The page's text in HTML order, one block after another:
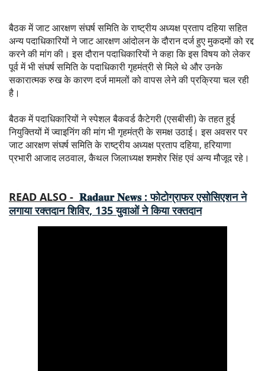
बैठक में जाट आरक्षण संघर्ष समिति के राष्ट्रीय अध्यक्ष प्रताप दहिया सहित
अन्य पदाधिकारियों ने जाट आरक्षण आंदोलन के दौरान दर्ज हुए मुकदमों को रद्द
करने की मांग की। इस दौरान पदाधिकारियों ने कहा कि इस विषय को लेकर
पूर्व में भी संघर्ष समिति के पदाधिकारी गृहमंत्री से मिले थे और उनके
सकारात्मक रुख के कारण दर्ज मामलों को वापस लेने की प्रक्रिया चल रही
है।
बैठक में पदाधिकारियों ने स्पेशल बैकवर्ड कैटेगरी (एसबीसी) के तहत हुई
नियुक्तियों में ज्वाइनिंग की मांग भी गृहमंत्री के समक्ष उठाई। इस अवसर पर
जाट आरक्षण संघर्ष समिति के राष्ट्रीय अध्यक्ष प्रताप दहिया, हरियाणा
प्रभारी आजाद लठवाल, कैथल जिलाध्यक्ष शमशेर सिंह एवं अन्य मौजूद रहे।
READ ALSO - 𝐑𝐚𝐝𝐚𝐮𝐫 𝐍𝐞𝐰𝐬 : फोटोग्राफर एसोसिएशन ने
लगाया रक्तदान शिविर, 135 युवाओं ने किया रक्तदान